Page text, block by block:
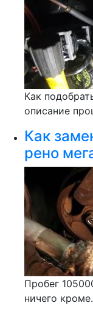
Как
описание
Как
рено
Пробег
ничего